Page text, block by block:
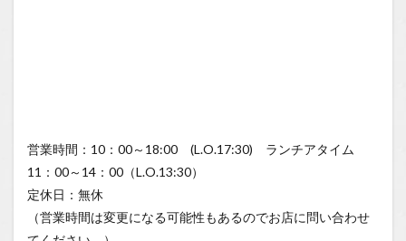
営業時間：10：00～18:00 (L.O.17:30) ランチアタイム
11：00～14：00（L.O.13:30）
定休日：無休
（営業時間は変更になる可能性もあるのでお店に問い合わせ